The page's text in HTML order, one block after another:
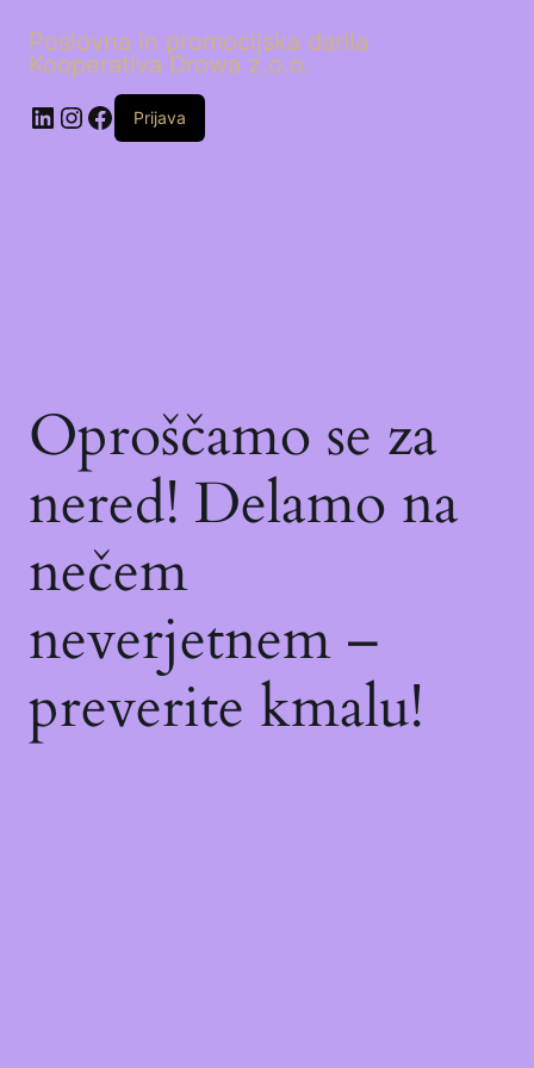
Poslovna in promocijska darila
Kooperativa Drowa z.o.o.
LinkedIn
Instagram
Facebook
Prijava
Oproščamo se za
nered! Delamo na
nečem
neverjetnem –
preverite kmalu!